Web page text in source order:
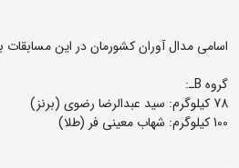
اسامی مدال آوران کشورمان در این
گروه Bـ:
78 کیلوگرم: سید عبدالرضا رضوی (برنز)
100 کیلوگرم: شهاب معینی فر (طلا)